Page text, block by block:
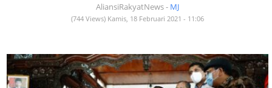
AliansiRakyatNews - MJ
(744 Views) Kamis, 18 Februari 2021 - 11:06